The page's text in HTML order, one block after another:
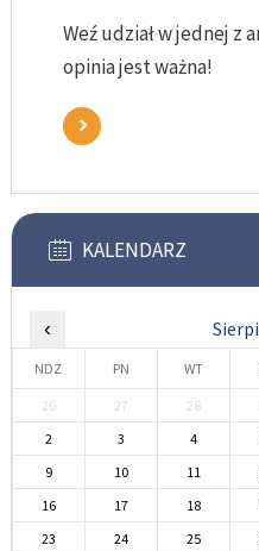
Weź udział w jednej z
opinia jest ważna!
KALENDARZ
‹
NDZ PN WT
26 27 28
2
3 4
9
10 11
16
17 18
23
24 25